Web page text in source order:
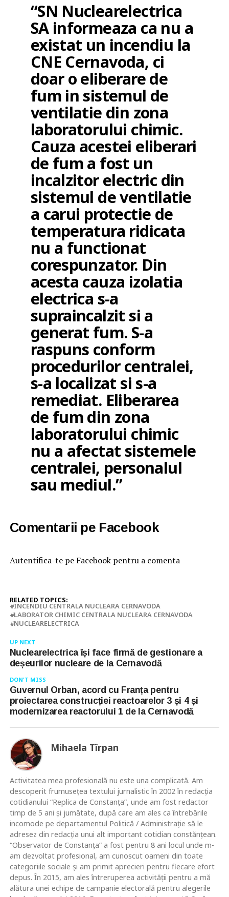
“SN Nuclearelectrica
SA informeaza ca nu a
existat un incendiu la
CNE Cernavoda, ci
doar o eliberare de
fum in sistemul de
ventilatie din zona
laboratorului chimic.
Cauza acestei eliberari
de fum a fost un
incalzitor electric din
sistemul de ventilatie
a carui protectie de
temperatura ridicata
nu a functionat
corespunzator. Din
acesta cauza izolatia
electrica s-a
supraincalzit si a
generat fum. S-a
raspuns conform
procedurilor centralei,
s-a localizat si s-a
remediat. Eliberarea
de fum din zona
laboratorului chimic
nu a afectat sistemele
centralei, personalul
sau mediul.”
Comentarii pe Facebook
Autentifica-te pe Facebook pentru a comenta
RELATED TOPICS:
INCENDIU CENTRALA NUCLEARA CERNAVODA
LABORATOR CHIMIC CENTRALA NUCLEARA CERNAVODA
NUCLEARELECTRICA
UP NEXT
Nuclearelectrica își face firmă de gestionare a
deșeurilor nucleare de la Cernavodă
DON'T MISS
Guvernul Orban, acord cu Franța pentru
proiectarea construcției reactoarelor 3 și 4 și
modernizarea reactorului 1 de la Cernavodă
Mihaela Tîrpan
Activitatea mea profesională nu este una complicată. Am
descoperit frumusețea textului jurnalistic în 2002 în redacția
cotidianului “Replica de Constanța”, unde am fost redactor
timp de 5 ani și jumătate, după care am ales ca întrebările
incomode pe departamentul Politică / Administrație să le
adresez din redacția unui alt important cotidian constănțean.
“Observator de Constanța” a fost pentru 8 ani locul unde m-
am dezvoltat profesional, am cunoscut oameni din toate
categoriile sociale și am primit aprecieri pentru fiecare efort
depus. În 2015, am ales întreruperea activității pentru a mă
alătura unei echipe de campanie electorală pentru alegerile